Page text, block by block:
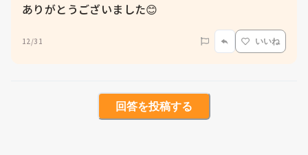
ありがとうございました😊
12/31 いいね
回答を投稿する